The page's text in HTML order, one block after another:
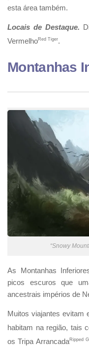
esta área também.
Locais de Destaque.
VermelhoRed Tiger.
Montanhas
“Snowy
As Montanhas
picos escuros que
ancestrais impérios de
Muitos viajantes evitam
habitam na região, tais
os Tripa ArrancadaRipped